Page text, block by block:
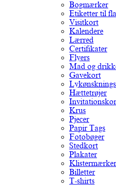
Bogmærker
Etiketter til
Visitkort
Kalendere
Lærred
Certifikater
Flyers
Mad og
Gavekort
Hættetrøjer
Krus
Pjecer
Papir Tags
Fotobøger
Stedkort
Plakater
Klistermærker
Billetter
T-shirts